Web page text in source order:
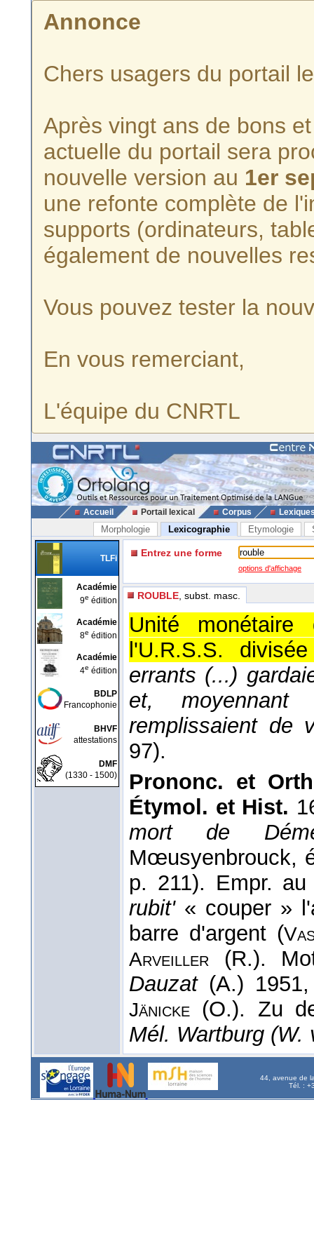
Annonce
Chers usagers du portail
Après vingt ans de bons
actuelle du portail sera
nouvelle version au 1er
une refonte complète de
supports (ordinateurs,
également de nouvelles
Vous pouvez tester la
En vous remerciant,
L'équipe du CNRTL
Accueil Portail lexical Corpus
Morphologie Lexicographie Etymologie
TLFi
Académie
9e édition
Académie
8e édition
Académie
4e édition
BDLP
Francophonie
BHVF
attestations
DMF
(1330 - 1500)
Entrez une forme
options d'affichage
ROUBLE , subst. masc.
Unité
l'U.R.S.S.
errants (...)
et,
remplissaient de
97).
Prononc. et
Étymol. et Hist.
mort de
Mœusyenbrouck,
p. 211). Empr. au
rubit'« couper »
barre d'argent (
Arveiller (R.).
Dauzat(A.)
Jänicke (O.). Zu
Mél. Wartburg (W.
44, avenue de
Tél. :